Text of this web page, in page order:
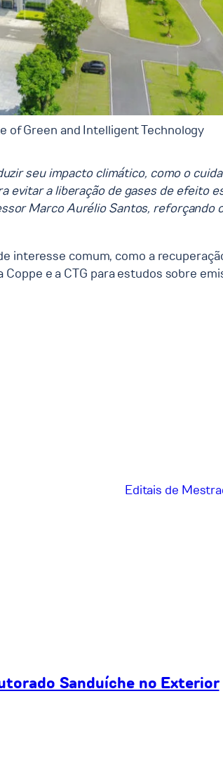
of Green and Intelligent Technology
seu impacto climático, como o
a liberação de gases de efeito
Marco Aurélio Santos, reforçando
interesse comum, como a
e a CTG para estudos sobre
Editais de
Sanduíche no Exterior